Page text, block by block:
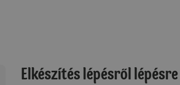
Elkészítés lépésről lépésre